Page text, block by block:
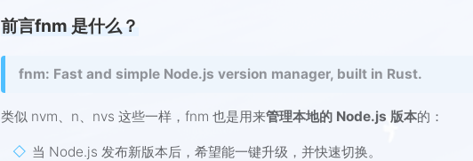
前言fnm 是什么？
fnm: Fast and simple Node.js version manager, built in Rust.
类似 nvm、n、nvs 这些一样，fnm 也是用来管理本地的 Node.js 版本的：
当 Node.js 发布新版本后，希望能一键升级，并快速切换。